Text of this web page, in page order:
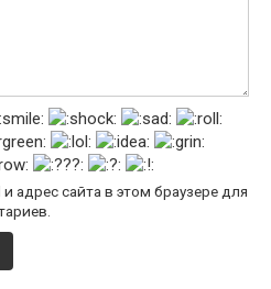
адрес сайта в этом браузере для